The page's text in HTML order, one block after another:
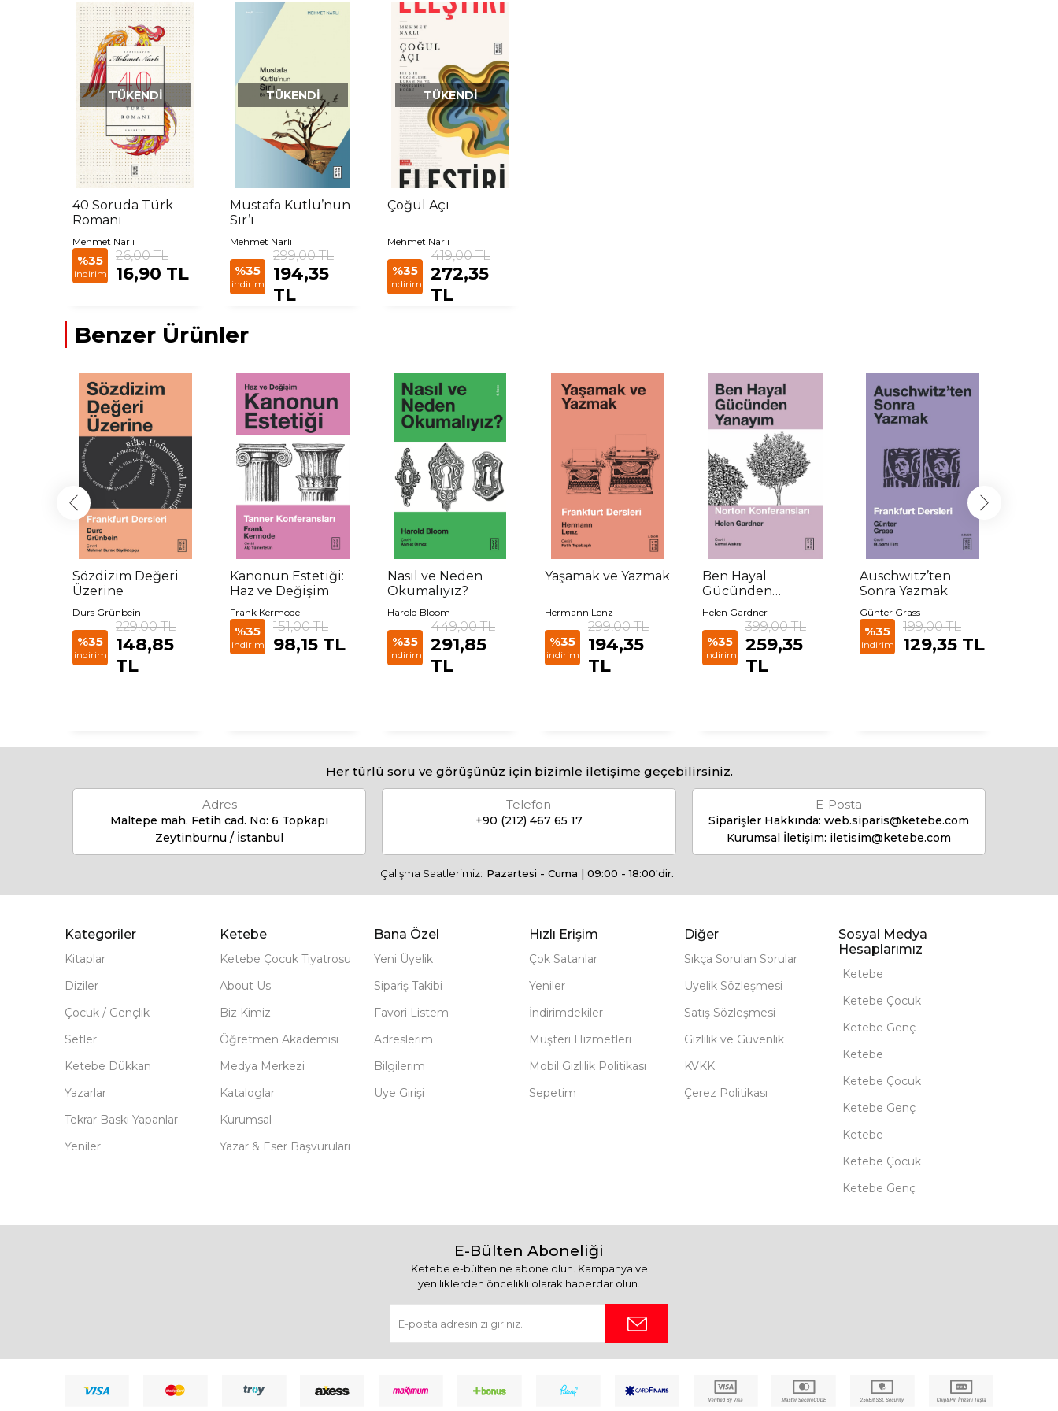
TÜKENDI
40 Soruda Türk
Romanı
Mehmet Narlı
%35
indirim
26,00 TL
16,90 TL
TÜKENDI
Mustafa Kutlu’nun
Sır’ı
Mehmet Narlı
%35
indirim
299,00 TL
194,35
TL
TÜKENDI
Çoğul Açı
Mehmet Narlı
%35
indirim
419,00 TL
272,35
TL
Benzer Ürünler
Sözdizim Değeri
Üzerine
Durs Grünbein
%35
indirim
229,00 TL
148,85
TL
Kanonun Estetiği:
Haz ve Değişim
Frank Kermode
%35
indirim
151,00 TL
98,15 TL
Nasıl ve Neden
Okumalıyız?
Harold Bloom
%35
indirim
449,00 TL
291,85
TL
Yaşamak ve Yazmak
Hermann Lenz
%35
indirim
299,00 TL
194,35
TL
Ben Hayal
Gücünden
Yanayım
Helen Gardner
%35
indirim
399,00 TL
259,35
TL
Auschwitz’ten
Sonra Yazmak
Günter Grass
%35
indirim
199,00 TL
129,35 TL
Her türlü soru ve görüşünüz için bizimle iletişime geçebilirsiniz.
Adres
Maltepe mah. Fetih cad. No: 6 Topkapı
Zeytinburnu / İstanbul
Telefon
+90 (212) 467 65 17
E-Posta
Siparişler Hakkında: web.siparis@ketebe.com
Kurumsal İletişim: iletisim@ketebe.com
Çalışma Saatlerimiz: Pazartesi - Cuma | 09:00 - 18:00'dir.
Kategoriler
Kitaplar
Diziler
Çocuk / Gençlik
Setler
Ketebe Dükkan
Yazarlar
Tekrar Baskı Yapanlar
Yeniler
Ketebe
Ketebe Çocuk Tiyatrosu
About Us
Biz Kimiz
Öğretmen Akademisi
Medya Merkezi
Kataloglar
Kurumsal
Yazar & Eser Başvuruları
Bana Özel
Yeni Üyelik
Sipariş Takibi
Favori Listem
Adreslerim
Bilgilerim
Üye Girişi
Hızlı Erişim
Çok Satanlar
Yeniler
İndirimdekiler
Müşteri Hizmetleri
Mobil Gizlilik Politikası
Sepetim
Diğer
Sıkça Sorulan Sorular
Üyelik Sözleşmesi
Satış Sözleşmesi
Gizlilik ve Güvenlik
KVKK
Çerez Politikası
Sosyal Medya
Hesaplarımız
Ketebe
Ketebe Çocuk
Ketebe Genç
Ketebe
Ketebe Çocuk
Ketebe Genç
Ketebe
Ketebe Çocuk
Ketebe Genç
E-Bülten Aboneliği
Ketebe e-bültenine abone olun. Kampanya ve
yeniliklerden öncelikli olarak haberdar olun.